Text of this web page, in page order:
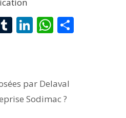
T
r
Li
dI
n
W
A
p
par Delaval
Sodimac ?